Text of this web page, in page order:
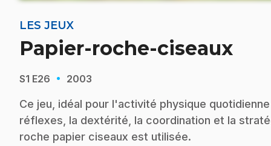
LES JEUX
Papier-roche-ciseaux
S1 E26 · 2003
Ce jeu, idéal pour l'activité physique
réflexes, la dextérité, la coordination et la
roche papier ciseaux est utilisée.